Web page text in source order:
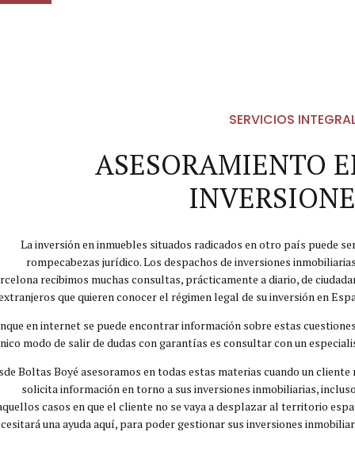
SERVICIOS
ASESORAMIENTO
La inversión en inmuebles situados radicados en otro país puede
rompecabezas jurídico. Los despachos de inversiones
recibimos muchas consultas, prácticamente a diario, de
que quieren conocer el régimen legal de su inversión en
en internet se puede encontrar información sobre estas
modo de salir de dudas con garantías es consultar con un
Boltas Boyé asesoramos en todas estas materias cuando un cliente
solicita información en torno a sus inversiones inmobiliarias,
casos en que el cliente no se vaya a desplazar al territorio
una ayuda aquí, para poder gestionar sus inversiones